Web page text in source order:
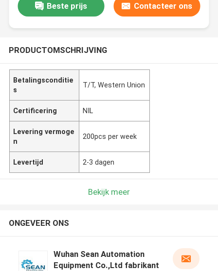
Beste prijs Contacteer ons
PRODUCTOMSCHRIJVING
Betalingsconditie
s
T/T, Western Union
Certificering NIL
Levering vermoge
n
200pcs per week
Levertijd 2-3 dagen
Bekijk meer
ONGEVEER ONS
Wuhan Sean Automation
Equipment Co.,Ltd fabrikant